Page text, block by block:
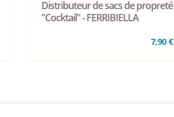
Distributeur de sacs de propreté
"Cocktail" - FERRIBIELLA
7,90 €